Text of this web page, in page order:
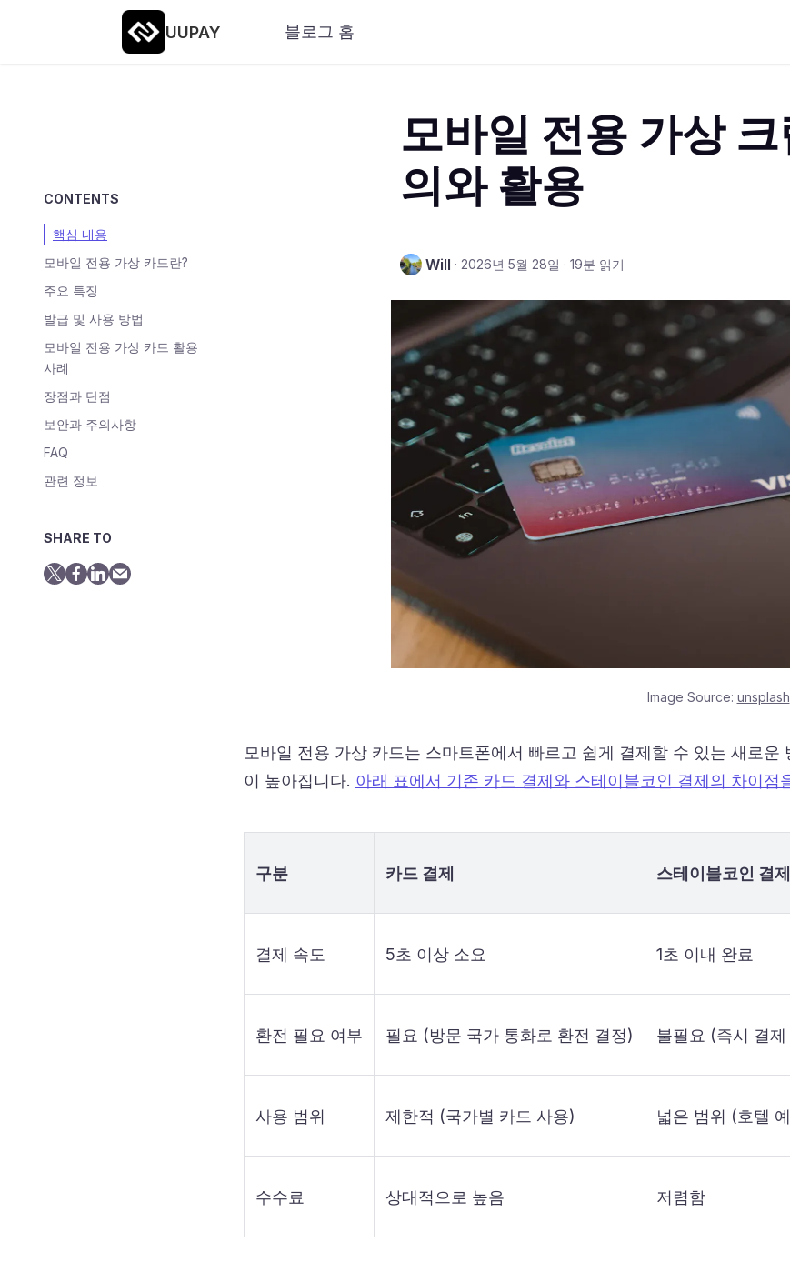
UUPAY 블로그 홈
CONTENTS
핵심 내용
모바일 전용 가상 카드란?
주요 특징
발급 및 사용 방법
모바일 전용 가상 카드 활용
사례
장점과 단점
보안과 주의사항
FAQ
관련 정보
SHARE TO
모바일 전용 가상
의와 활용
Will · 2026년 5월 28일 · 19분 읽기
Image Source: unsplash
모바일 전용 가상 카드는 스마트폰에서 빠르고 쉽게 결제할 수 있는 새로
이 높아집니다. 아래 표에서 기존 카드 결제와 스테이블코인 결제의 차이점
구분 카드 결제 스테이블코인 결제
결제 속도 5초 이상 소요 1초 이내 완료
환전 필요 여부 필요 (방문 국가 통화로 환전 결정) 불필요 (즉시 결제
사용 범위 제한적 (국가별 카드 사용) 넓은 범위 (호텔
수수료 상대적으로 높음 저렴함